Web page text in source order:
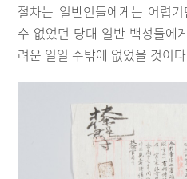
절차는 일반인들에게는 어렵
수 없었던 당대 일반 백성들에
려운 일일 수밖에 없었을 것이